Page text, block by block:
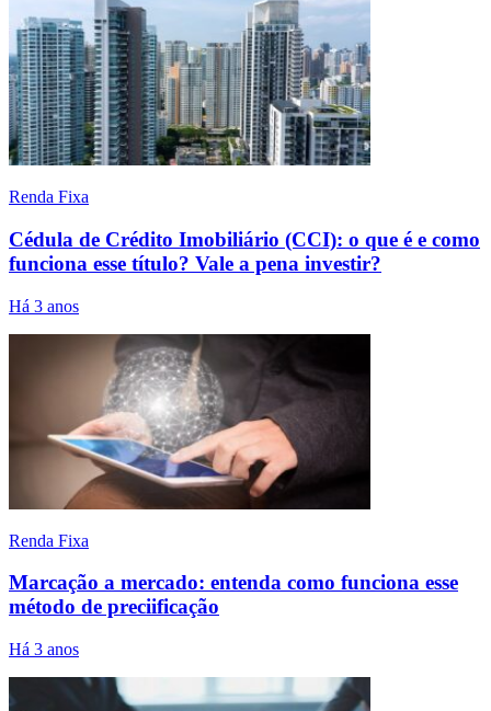
Renda Fixa
Cédula de Crédito Imobiliário (CCI): o que é e como
funciona esse título? Vale a pena investir?
Há 3 anos
Renda Fixa
Marcação a mercado: entenda como funciona esse
método de preciificação
Há 3 anos